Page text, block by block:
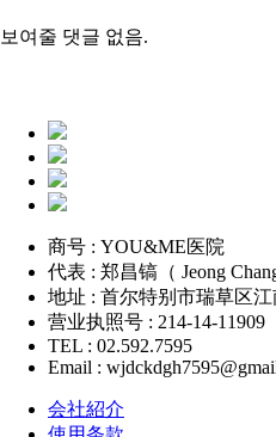
보여줄 댓글 없음.
商号 : YOU&ME医院
代表 : 郑昌镐（ Jeong
地址 : 首尔特别市瑞草区
营业执照号 : 214-14-11909
TEL : 02.592.7595
Email :
会社紹介